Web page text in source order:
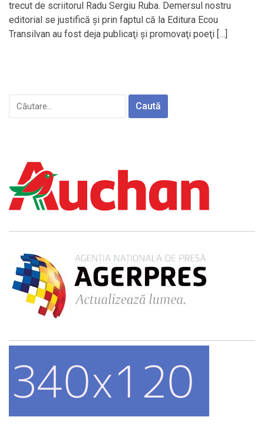
trecut de scriitorul Radu Sergiu Ruba. Demersul nostru
editorial se justifică şi prin faptul că la Editura Ecou
Transilvan au fost deja publicaţi şi promovaţi poeţi […]
Caută
după: